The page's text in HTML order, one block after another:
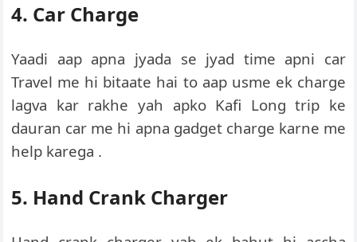
4. Car Charge
Yaadi aap apna jyada se jyad time apni car
Travel me hi bitaate hai to aap usme ek charge
lagva kar rakhe yah apko Kafi Long trip ke
dauran car me hi apna gadget charge karne me
help karega .
5. Hand Crank Charger